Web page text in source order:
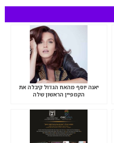
יאנה יוסף מהאח הגדול קיבלה את
הקמפיין הראשון שלה